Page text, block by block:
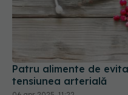
Patru alimente de
tensiunea arterială
06 apr 2025, 11:22